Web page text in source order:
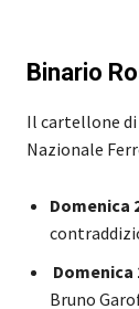
Binario
Il cartellone di
Nazionale
Domenica
Domenica
Bruno